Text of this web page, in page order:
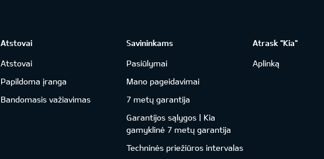
Atstovai
Atstovai
Papildoma įranga
Bandomasis važiavimas
Savininkams
Pasiūlymai
Mano pageidavimai
7 metų garantija
Garantijos sąlygos | Kia
gamyklinė 7 metų garantija
Techninės priežiūros intervalas
Atrask "Kia"
Aplinką